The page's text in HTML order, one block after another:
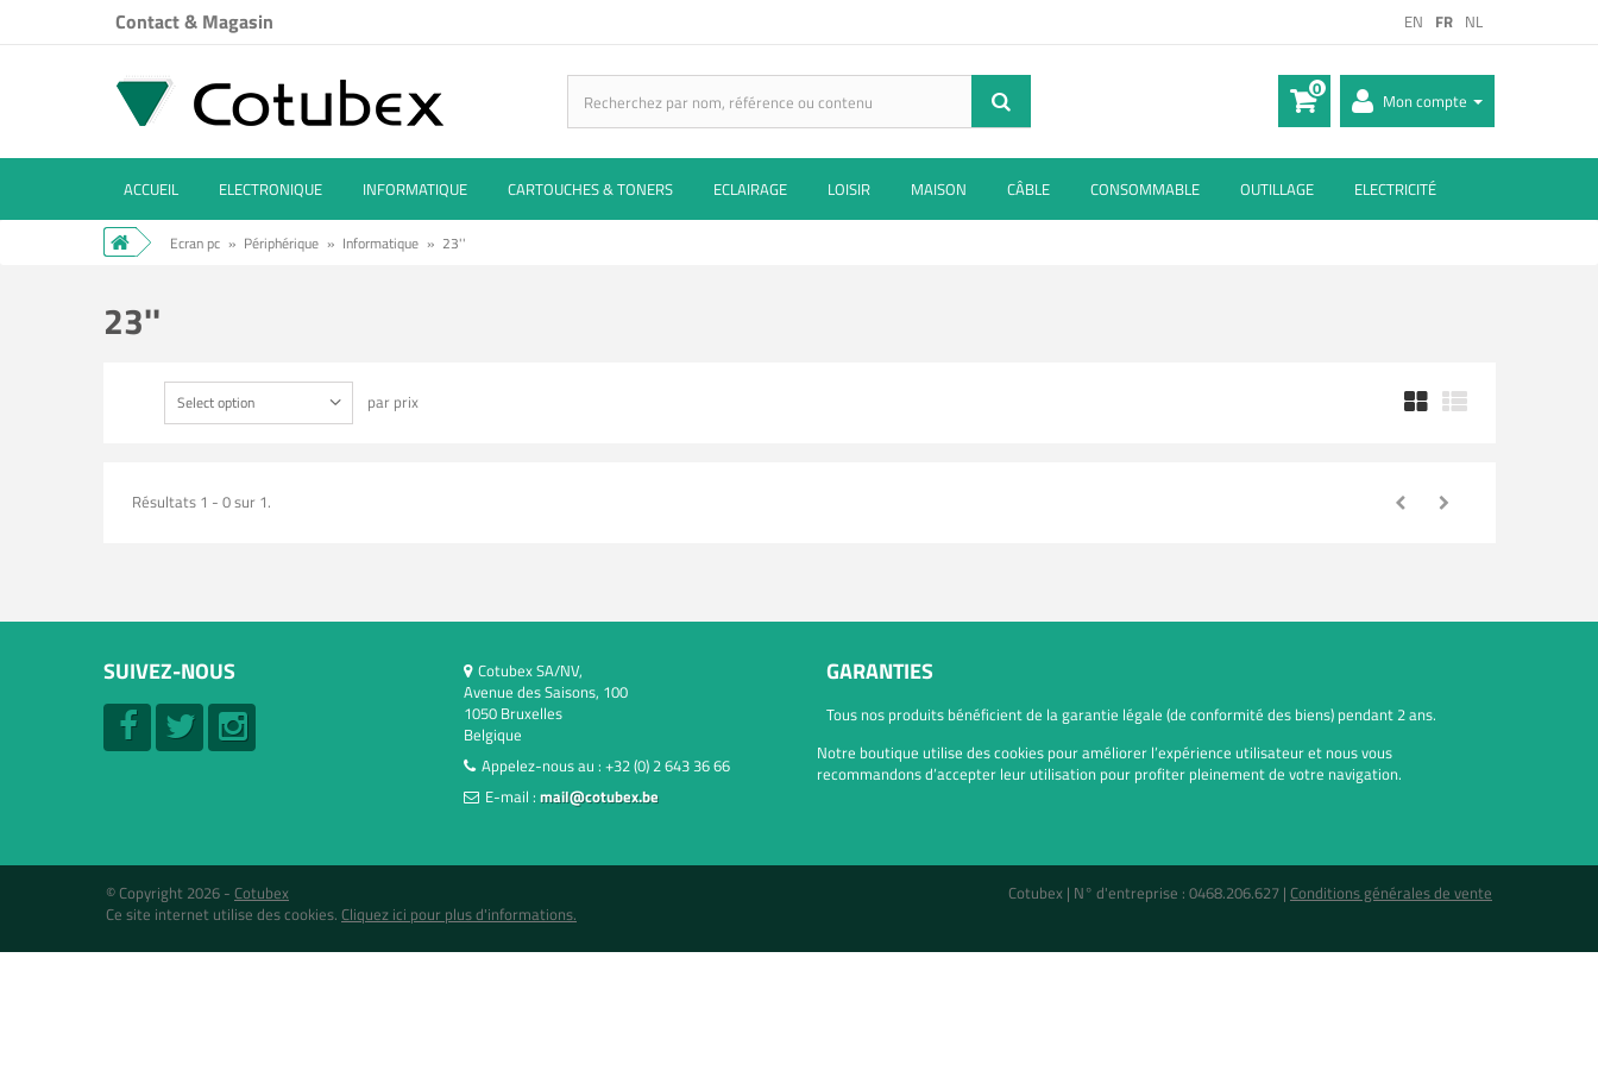
EN FR NL
Contact & Magasin
Mon compte
0
ACCUEIL ELECTRONIQUE INFORMATIQUE CARTOUCHES & TONERS ECLAIRAGE LOISIR MAISON CÂBLE CONSOMMABLE OUTILLAGE ELECTRICITÉ
Ecran pc » Périphérique » Informatique » 23''
23''
Select option par prix
Résultats 1 - 0 sur 1.
SUIVEZ-NOUS GARANTIES
Tous nos produits bénéficient de la garantie légale (de conformité des biens) pendant 2 ans.
Cotubex SA/NV,
Avenue des Saisons, 100
1050 Bruxelles
Belgique
Appelez-nous au : +32 (0) 2 643 36 66
E-mail : mail@cotubex.be
Notre boutique utilise des cookies pour améliorer l’expérience utilisateur et nous vous
recommandons d’accepter leur utilisation pour profiter pleinement de votre navigation.
© Copyright 2026 - Cotubex
Ce site internet utilise des cookies. Cliquez ici pour plus d'informations.
Cotubex | N° d'entreprise : 0468.206.627 | Conditions générales de vente